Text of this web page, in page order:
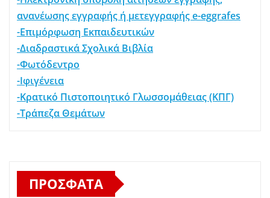
ανανέωσης εγγραφής ή μετεγγραφής e-eggrafes
-Επιμόρφωση Εκπαιδευτικών
-Διαδραστικά Σχολικά Βιβλία
-Φωτόδεντρο
-Ιφιγένεια
-Κρατικό Πιστοποιητικό Γλωσσομάθειας (ΚΠΓ)
-Τράπεζα Θεμάτων
ΠΡΌΣΦΑΤΑ